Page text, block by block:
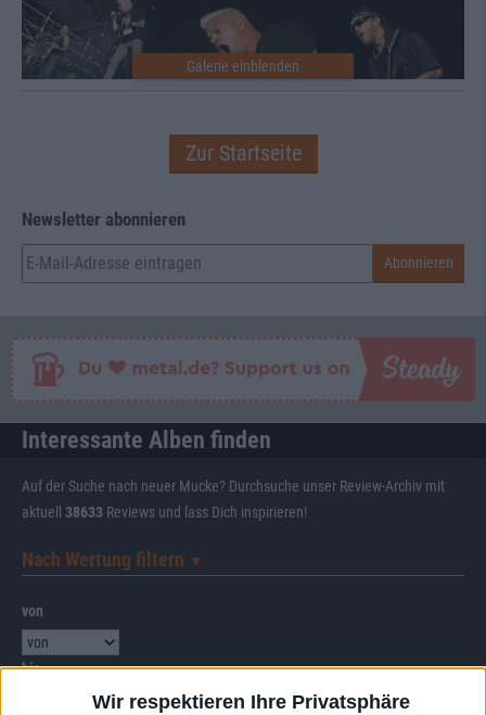
Wir respektieren Ihre Privatsphäre
Zur Startseite
Newsletter abonnieren
Interessante Alben finden
Auf der Suche nach neuer Mucke? Durchsuche unser Review-Archiv mit
aktuell 38633 Reviews und lass Dich inspirieren!
Nach Wertung filtern ▼︎
von
bis